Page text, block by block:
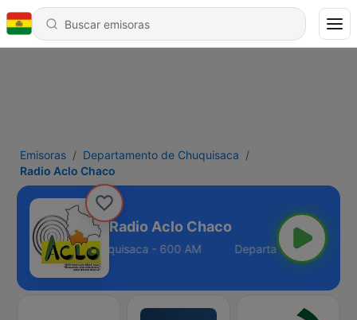
Emisoras
Departamento de Chuquisaca
Radio Aclo Chaco
Radio Aclo Chaco
de Chuquisaca - 600 AM